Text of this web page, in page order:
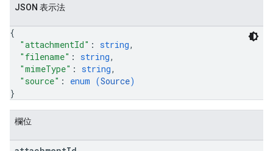
JSON 表示法
{
"attachmentId" : string,
"filename" : string,
"mimeType" : string,
"source" : enum (Source)
}
欄位